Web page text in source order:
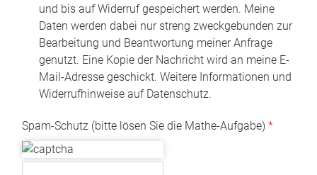
und bis auf Widerruf gespeichert werden. Meine
Daten werden dabei nur streng zweckgebunden zur
Bearbeitung und Beantwortung meiner Anfrage
genutzt. Eine Kopie der Nachricht wird an meine E-
Mail-Adresse geschickt. Weitere Informationen und
Widerrufhinweise auf Datenschutz.
Spam-Schutz (bitte lösen Sie die Mathe-Aufgabe)